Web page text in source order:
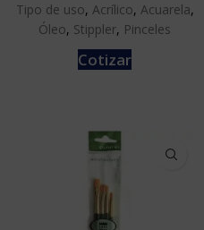
Tipo de uso, Acrílico, Acuarela,
Óleo, Stippler, Pinceles
Cotizar